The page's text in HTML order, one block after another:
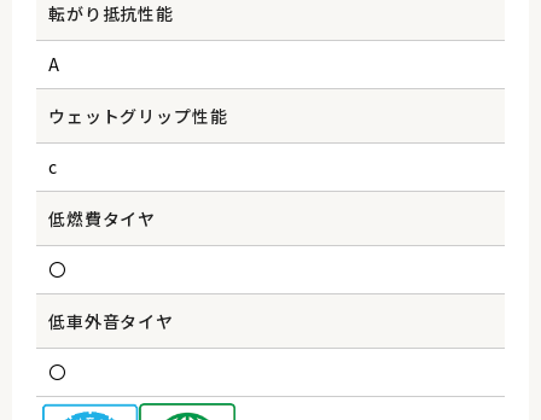
転がり抵抗性能
A
ウェットグリップ性能
c
低燃費タイヤ
〇
低車外音タイヤ
〇